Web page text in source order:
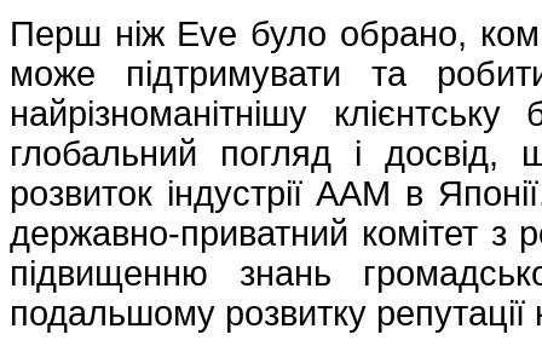
Перш ніж Eve було обрано,
може підтримувати та
найрізноманітнішу
глобальний погляд і досвід,
розвиток індустрії AAM в
державно-приватний комітет з
підвищенню знань
подальшому розвитку репутації